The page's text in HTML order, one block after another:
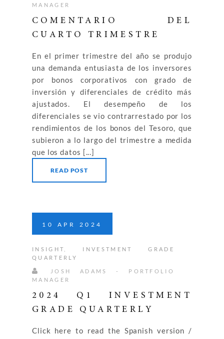
MANAGER
COMENTARIO DEL
CUARTO TRIMESTRE
En el primer trimestre del año se produjo
una demanda entusiasta de los inversores
por bonos corporativos con grado de
inversión y diferenciales de crédito más
ajustados. El desempeño de los
diferenciales se vio contrarrestado por los
rendimientos de los bonos del Tesoro, que
subieron a lo largo del trimestre a medida
que los datos [...]
READ POST
10 APR 2024
INSIGHT
INVESTMENT GRADE
QUARTERLY
JOSH ADAMS - PORTFOLIO
MANAGER
2024 Q1 INVESTMENT
GRADE QUARTERLY
Click here to read the Spanish version /